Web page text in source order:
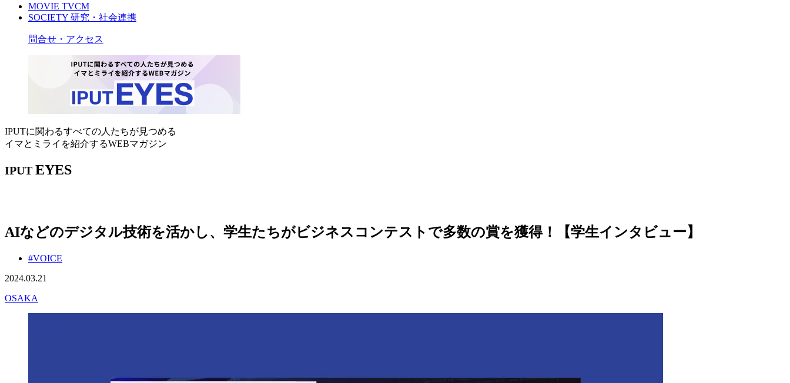
MOVIE TVCM
SOCIETY 研究・社会連携
問合せ・アクセス
IPUTに関わるすべての人たちが見つめる
イマとミライを紹介するWEBマガジン
IPUT EYES
AIなどのデジタル技術を活かし、学生たちがビジネスコンテストで多数の賞を獲得！【学生インタビュー】
#VOICE
2024.03.21
OSAKA